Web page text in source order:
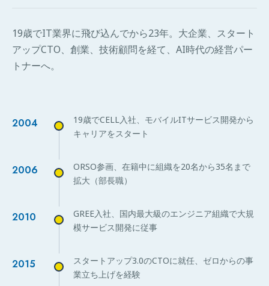
19歳でIT業界に飛び込んでから23年。大企業、スタート
アップCTO、創業、技術顧問を経て、AI時代の経営パー
トナーへ。
2004 19歳でCELL入社、モバイルITサービス開発から
キャリアをスタート
2006 ORSO参画、在籍中に組織を20名から35名まで
拡大（部長職）
2010 GREE入社、国内最大級のエンジニア組織で大規
模サービス開発に従事
2015 スタートアップ3.0のCTOに就任、ゼロからの事
業立ち上げを経験